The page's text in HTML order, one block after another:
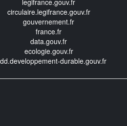
legifrance.gouv.fr
circulaire.legifrance.gouv.fr
gouvernement.fr
france.fr
data.gouv.fr
ecologie.gouv.fr
durable.gouv.fr